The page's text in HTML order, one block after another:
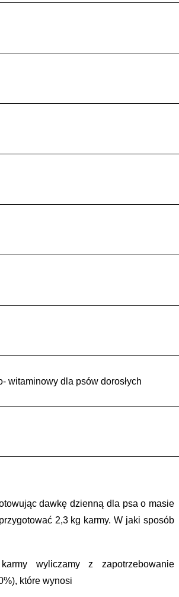
witaminowy dla psów dorosłych
dawkę dzienną dla psa o masie
2,3 kg karmy. W jaki sposób
wyliczamy z zapotrzebowanie
które wynosi